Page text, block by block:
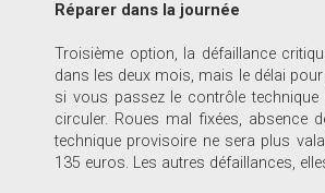
Réparer dans la journée
Troisième option, la défaillance
dans les deux mois, mais le délai
si vous passez le contrôle
circuler. Roues mal fixées, absence
technique provisoire ne sera plus
135 euros. Les autres défaillances,